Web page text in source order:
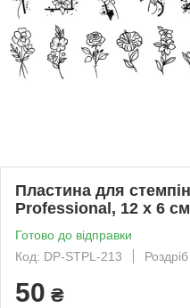
Пластина для
Professional, 12 х 6
Готово до відправки
Код: DP-STPL-213
Роздріб
50 ₴